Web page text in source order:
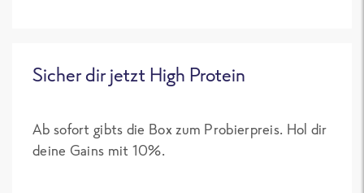
Sicher dir jetzt High Protein
Ab sofort gibts die Box zum Probierpreis. Hol dir
deine Gains mit 10%.